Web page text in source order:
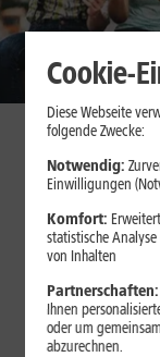
Cookie-
Diese Webseite
folgende Zwecke:
Notwendig:
Einwilligungen
Komfort:
statistische
von Inhalten
Partnerschaften:
Ihnen
oder um
abzurechnen.